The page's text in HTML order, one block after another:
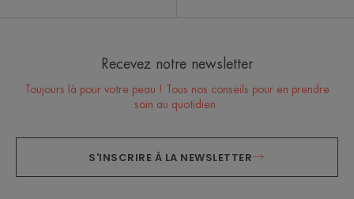
Recevez notre newsletter
Toujours là pour votre peau ! Tous nos conseils pour en prendre
soin au quotidien.
S'INSCRIRE À LA NEWSLETTER